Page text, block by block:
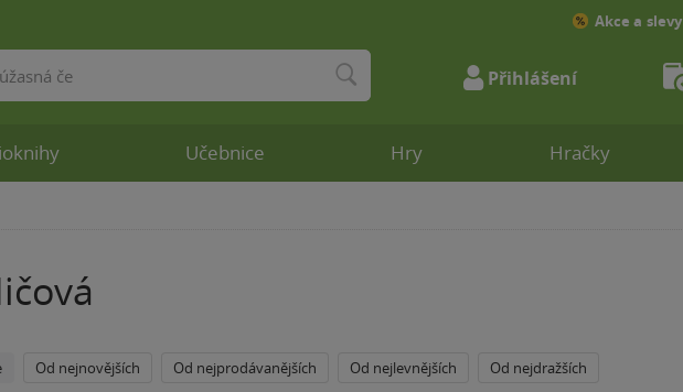
Od nejnovějších Od nejprodávanějších Od nejlevnějších Od nejdražších
Učebnice Hry Hračky
Akce a slevy
Přihlášení